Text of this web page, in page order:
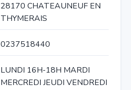
28170 CHATEAUNEUF EN
THYMERAIS
0237518440
LUNDI 16H-18H MARDI
MERCREDI JEUDI VENDREDI